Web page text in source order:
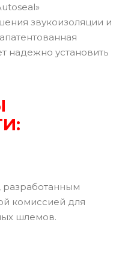
звукоизоляции и
надежно установить
разработанным
комиссией для
шлемов.